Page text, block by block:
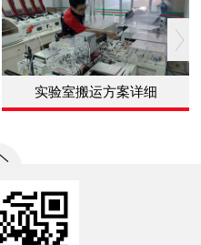
实验室搬运方案详细